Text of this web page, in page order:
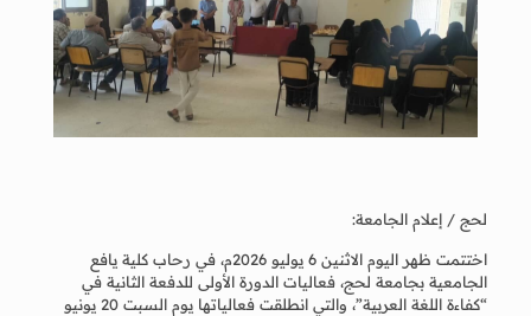
لحج / إعلام الجامعة:
اختتمت ظهر اليوم الاثنين 6 يوليو 2026م، في رحاب كلية يافع
الجامعية بجامعة لحج، فعاليات الدورة الأولى للدفعة الثانية في
“كفاءة اللغة العربية”، والتي انطلقت فعالياتها يوم السبت 20 يونيو